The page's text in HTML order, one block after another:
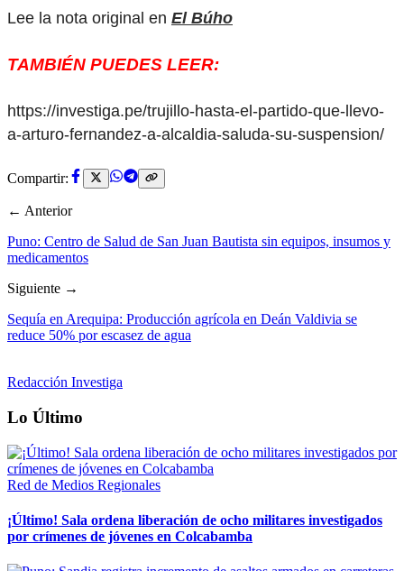
Lee la nota original en El Búho
TAMBIÉN PUEDES LEER:
https://investiga.pe/trujillo-hasta-el-partido-que-llevo-
a-arturo-fernandez-a-alcaldia-saluda-su-suspension/
Compartir:
← Anterior
Puno: Centro de Salud de San Juan Bautista sin equipos, insumos y
medicamentos
Siguiente →
Sequía en Arequipa: Producción agrícola en Deán Valdivia se
reduce 50% por escasez de agua
Redacción Investiga
Lo Último
Red de Medios Regionales
¡Último! Sala ordena liberación de ocho militares investigados
por crímenes de jóvenes en Colcabamba